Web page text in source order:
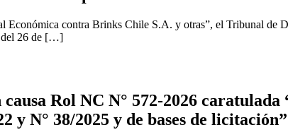
contra Brinks Chile S.A. y otras”, el Tribunal de
del 26 de […]
Rol NC N° 572-2026
y N° 38/2025 y de bases de licitación”